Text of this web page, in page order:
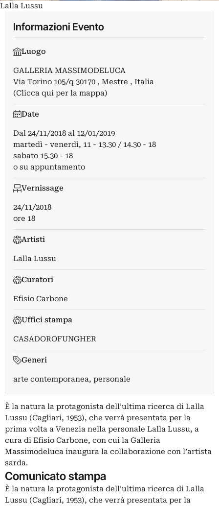
Lalla Lussu
Informazioni Evento
Luogo
GALLERIA MASSIMODELUCA
Via Torino 105/q 30170 , Mestre , Italia
(Clicca qui per la mappa)
Date
Dal 24/11/2018 al 12/01/2019
martedì - venerdì, 11 - 13.30 / 14.30 - 18
sabato 15.30 - 18
o su appuntamento
Vernissage
24/11/2018
ore 18
Artisti
Lalla Lussu
Curatori
Efisio Carbone
Uffici stampa
CASADOROFUNGHER
Generi
arte contemporanea, personale
È la natura la protagonista dell’ultima ricerca di Lalla
Lussu (Cagliari, 1953), che verrà presentata per la
prima volta a Venezia nella personale Lalla Lussu, a
cura di Efisio Carbone, con cui la Galleria
Massimodeluca inaugura la collaborazione con l’artista
sarda.
Comunicato stampa
È la natura la protagonista dell’ultima ricerca di Lalla
Lussu (Cagliari, 1953), che verrà presentata per la